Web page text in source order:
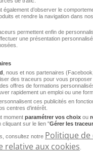
dans le
Chimie
de laboratoire
préleveur Rennes
Rennes
chimie Rennes
chimiste Rennes
Rennes
en laboratoire
également d’observer le
et rendre la navigation dans
permettent enfin de
une présentation
, nous et nos partenaires (Facebook,
des traceurs pour vous
offres de formations
rapidement un emploi ou une
ces publicités en
centres d’intérêt.
moment paramétrer vos choix ou
cliquant sur le lien "Gérer les
consultez notre Politique
relative aux cookies